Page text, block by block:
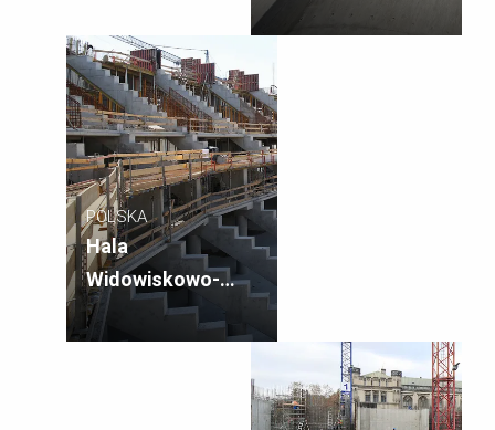
POLSKA
Hala
Widowiskowo-
Sportowa